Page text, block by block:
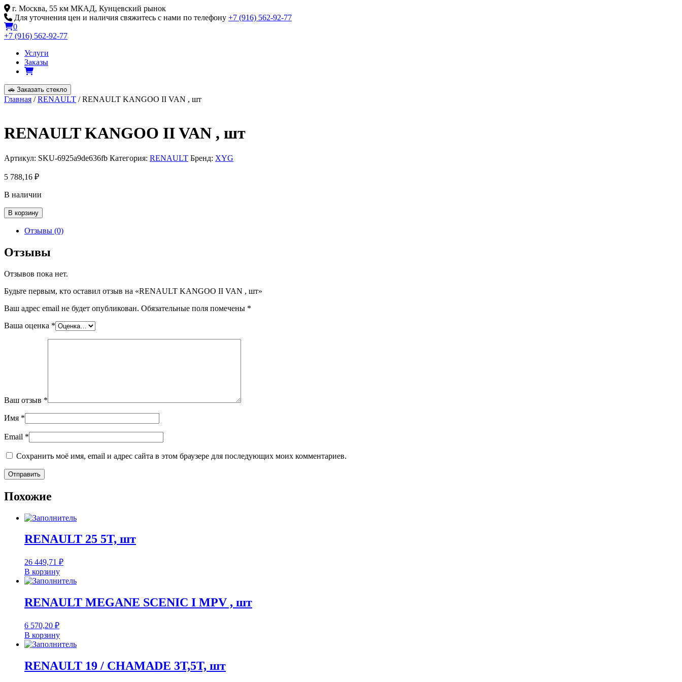
Skip
to
content
г. Москва, 55 км МКАД, Кунцевский рынок
Для уточнения цен и наличия свяжитесь с нами по телефону +7 (916) 562-92-77
0
+7 (916) 562-92-77
Услуги
Заказы
🚗 Заказать стекло
Главная /RENAULT / RENAULT KANGOO II VAN , шт
RENAULT KANGOO II VAN , шт
Артикул: SKU-6925a9de636fb Категория: RENAULT Бренд: XYG
5 788,16 ₽
В наличии
Количество
товара
RENAULT
II
VAN
шт
В корзину
Отзывы (0)
Отзывы
Отзывов пока нет.
Будьте первым, кто оставил отзыв на «RENAULT KANGOO II VAN , шт»
Ваш адрес email не будет опубликован. Обязательные поля помечены *
Ваша оценка *
Ваш отзыв *
Имя *
Email *
Сохранить моё имя, email и адрес сайта в этом браузере для последующих моих комментариев.
Похожие
RENAULT 25 5T, шт
26 449,71 ₽
В корзину
RENAULT MEGANE SCENIC I MPV , шт
6 570,20 ₽
В корзину
RENAULT 19 / CHAMADE 3T,5T, шт